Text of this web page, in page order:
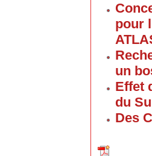
pour
un
Effet
du
Des